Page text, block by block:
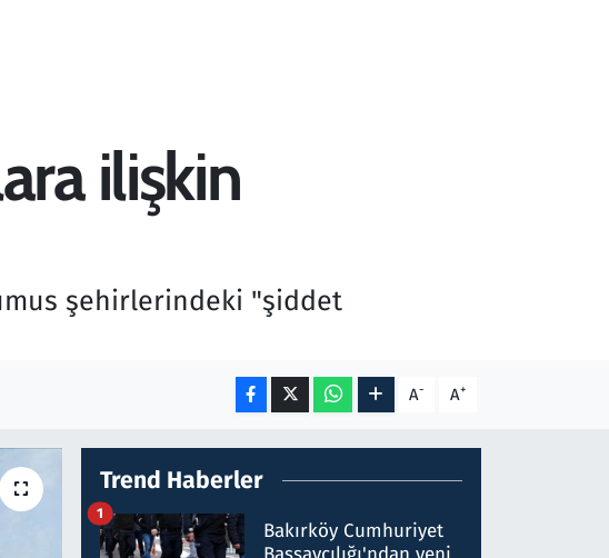
ilişkin
şehirlerindeki "şiddet
A- A+
Trend Haberler
Bakırköy Cumhuriyet
1